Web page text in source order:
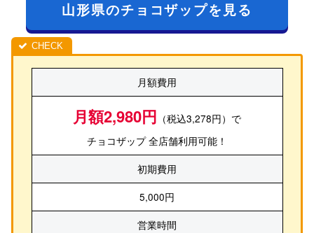
山形県のチョコザップを見る
月額費用
月額2,980円 （税込3,278円）で
チョコザップ 全店舗利用可能！
初期費用
5,000円
営業時間